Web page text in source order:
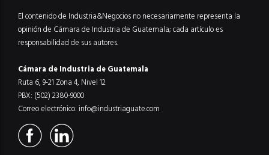
El contenido de Industria&Negocios no necesariamente representa la
opinión de Cámara de Industria de Guatemala; cada artículo es
responsabilidad de sus autores.
Cámara de Industria de Guatemala
Ruta 6, 9-21 Zona 4, Nivel 12
PBX: (502) 2380-9000
Correo electrónico: info@industriaguate.com